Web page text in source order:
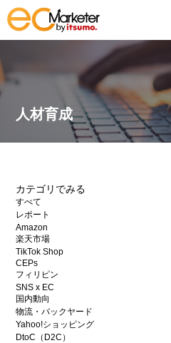
人材育成
カテゴリでみる
すべて
レポート
Amazon
楽天市場
TikTok Shop
CEPs
フィリピン
SNS x EC
国内動向
物流・バックヤード
Yahoo!ショッピング
DtoC（D2C）